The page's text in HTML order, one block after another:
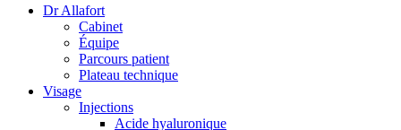
Dr Allafort
Cabinet
Équipe
Parcours patient
Plateau technique
Visage
Injections
Acide hyaluronique